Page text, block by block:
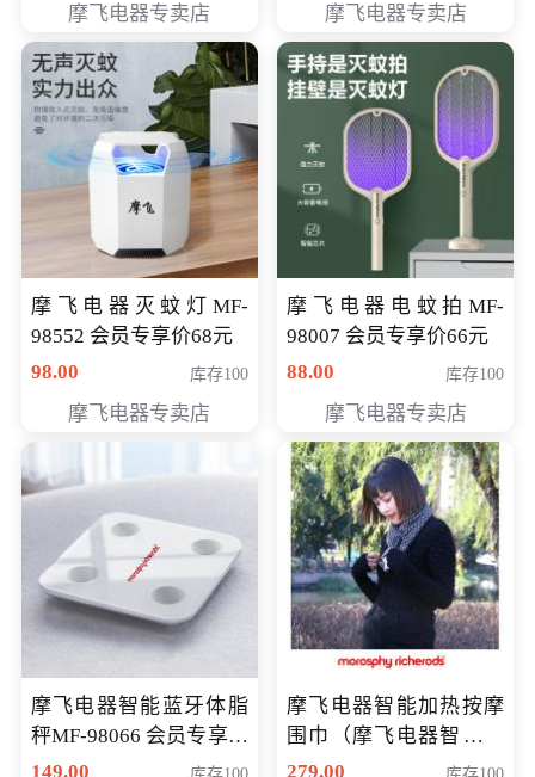
摩飞电器专卖店 摩飞电器专卖店
摩飞电器灭蚊灯MF-
98552 会员专享价68元
98.00
库存100
摩飞电器专卖店
摩飞电器电蚊拍MF-
98007 会员专享价66元
88.00
库存100
摩飞电器专卖店
摩飞电器智能蓝牙体脂
秤MF-98066 会员专享价
98元
149.00
摩飞电器智能加热按摩
围巾（摩飞电器智能加
热按摩围脖） 会员专享
279.00